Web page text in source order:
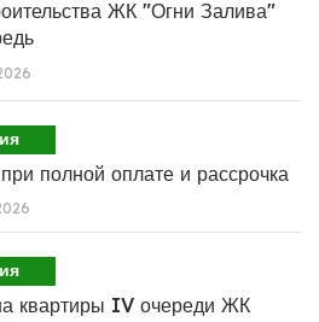
ЖК "Огни Залива"
полной оплате и рассрочка
квартиры IV очереди ЖК